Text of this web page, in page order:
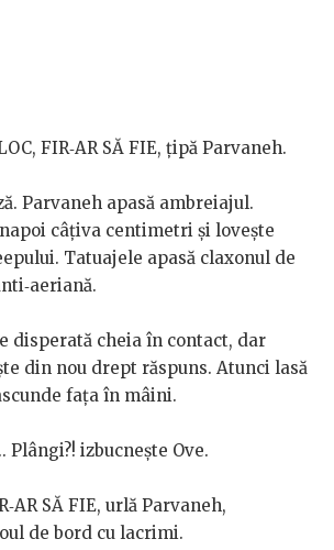
FIR‑AR SĂ FIE, țipă Parvaneh.
Parvaneh apasă ambreiajul.
câțiva centimetri și lovește
Tatuajele apasă claxonul de
disperată cheia în contact, dar
din nou drept răspuns. Atunci lasă
fața în mâini.
Plângi?! izbucnește Ove.
SĂ FIE, urlă Parvaneh,
de bord cu lacrimi.